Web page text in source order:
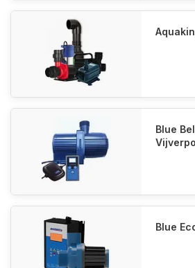
Blue
Blue